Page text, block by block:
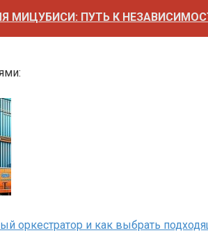
МИЦУБИСИ: ПУТЬ К
оркестратор и как выбрать